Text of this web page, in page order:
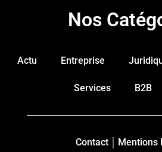
Nos
Actu Entreprise
Services B2B
Contact Mentions